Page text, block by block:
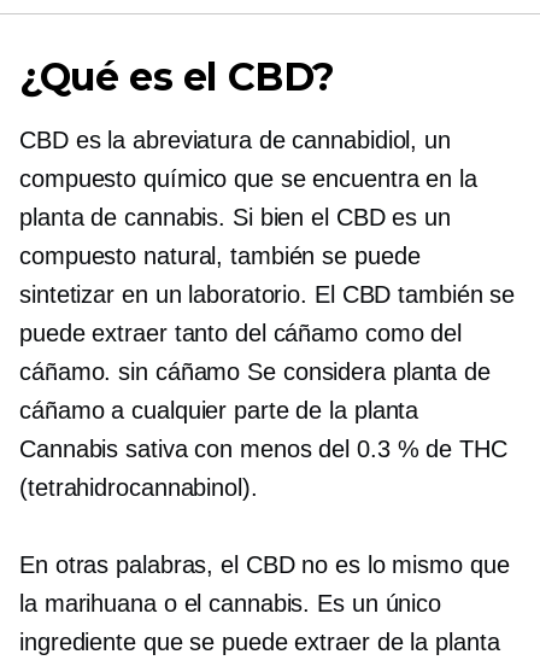
¿Qué es el CBD?
CBD es la abreviatura de cannabidiol, un
compuesto químico que se encuentra en la
planta de cannabis. Si bien el CBD es un
compuesto natural, también se puede
sintetizar en un laboratorio. El CBD también se
puede extraer tanto del cáñamo como del
cáñamo.sin cáñamo Se considera planta de
cáñamo a cualquier parte de la planta
Cannabis sativa con menos del 0.3 % de THC
(tetrahidrocannabinol).
En otras palabras, el CBD no es lo mismo que
la marihuana o el cannabis. Es un único
ingrediente que se puede extraer de la planta